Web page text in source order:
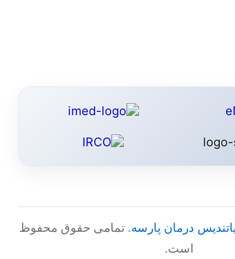
درمان پارسه. تمامی حقوق محفوظ
است.